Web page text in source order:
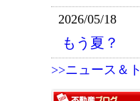
2026/05/18
もう夏？
>>ニュース＆